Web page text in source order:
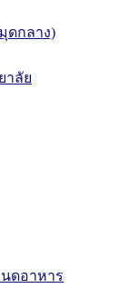
ดกลาง)
าลัย
ดอาหาร